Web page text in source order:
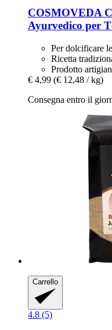
COSMOVEDA
Ayurvedico per
Per dolcificare
Ricetta
Prodotto
€ 4,99 (€ 12,48 / kg)
Consegna entro il
Carrello
4.8 (5)